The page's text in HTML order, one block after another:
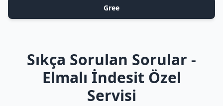
Gree
Sıkça Sorulan Sorular -
Elmalı İndesit Özel
Servisi